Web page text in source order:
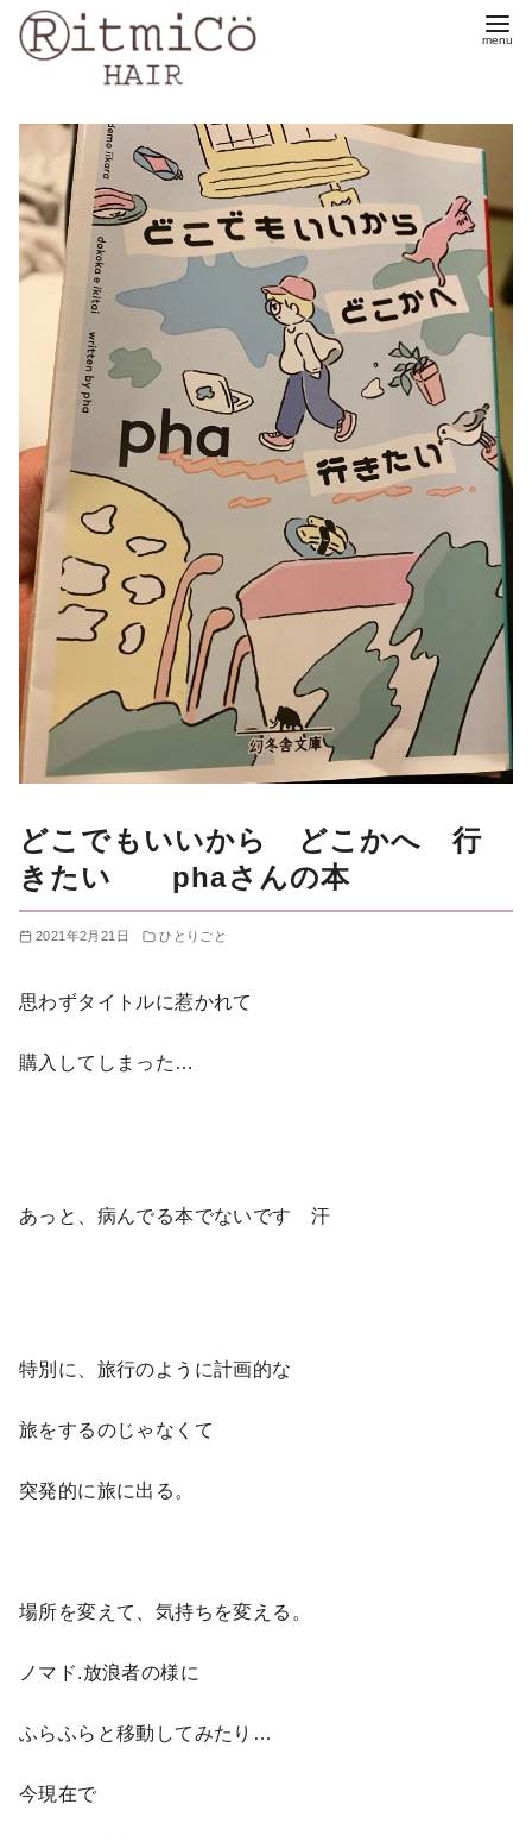
どこでもいいから どこかへ 行
きたい phaさんの本
2021年2月21日 ひとりごと
思わずタイトルに惹かれて
購入してしまった…
あっと、病んでる本でないです 汗
特別に、旅行のように計画的な
旅をするのじゃなくて
突発的に旅に出る。
場所を変えて、気持ちを変える。
ノマド.放浪者の様に
ふらふらと移動してみたり…
今現在で